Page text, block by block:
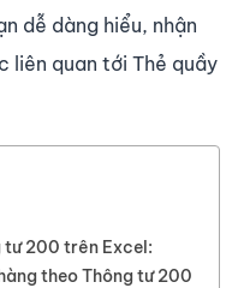
dễ dàng hiểu, nhận
liên quan tới Thẻ quầy
tư 200 trên Excel:
theo Thông tư 200